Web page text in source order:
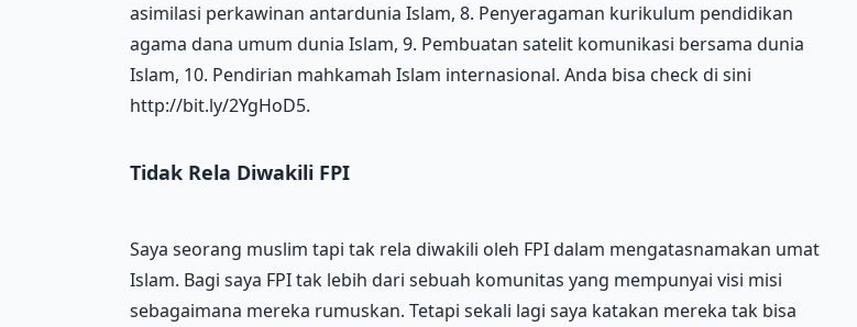
asimilasi perkawinan antardunia Islam, 8. Penyeragaman kurikulum pendidikan
agama dana umum dunia Islam, 9. Pembuatan satelit komunikasi bersama dunia
Islam, 10. Pendirian mahkamah Islam internasional. Anda bisa check di sini
http://bit.ly/2YgHoD5.
Tidak Rela Diwakili FPI
Saya seorang muslim tapi tak rela diwakili oleh FPI dalam mengatasnamakan umat
Islam. Bagi saya FPI tak lebih dari sebuah komunitas yang mempunyai visi misi
sebagaimana mereka rumuskan. Tetapi sekali lagi saya katakan mereka tak bisa